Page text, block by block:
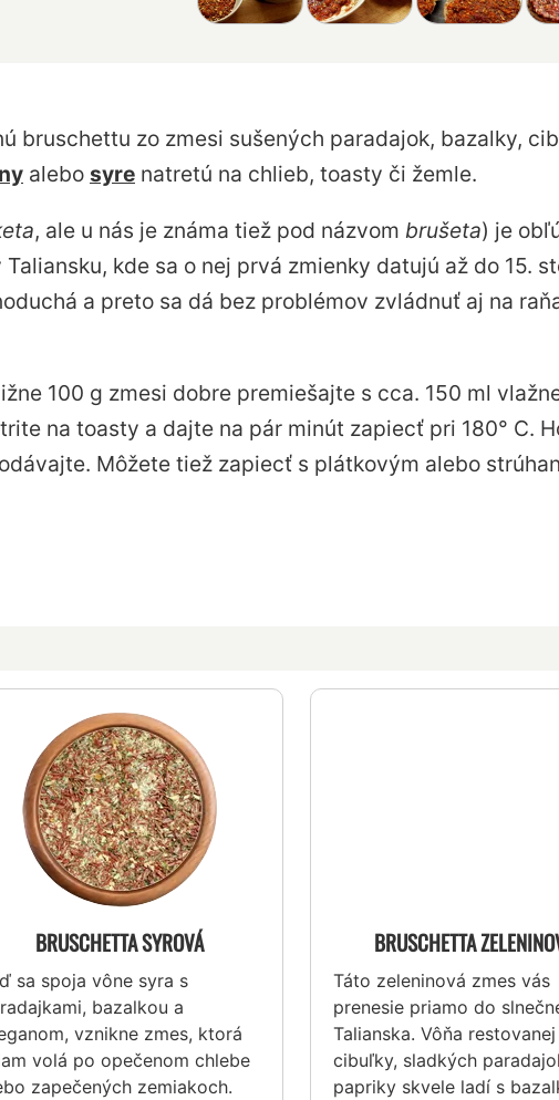
bruschettu zo zmesi sušených paradajok, bazalky,
alebo syre natretú na chlieb, toasty či žemle.
, ale u nás je známa tiež pod názvom brušeta) je
kde sa o nej prvá zmienky datujú až do 15.
a preto sa dá bez problémov zvládnuť aj na
100 g zmesi dobre premiešajte s cca. 150 ml
na toasty a dajte na pár minút zapiecť pri 180° C.
Môžete tiež zapiecť s plátkovým alebo
BRUSCHETTA SYROVÁ
sa spoja vône syra s
bazalkou a
vznikne zmes, ktorá
volá po opečenom chlebe
zapečených zemiakoch.
BRUSCHETTA
Táto zeleninová zmes vás
prenesie priamo do
Talianska. Vôňa restovanej
cibuľky, sladkých
papriky skvele ladí s